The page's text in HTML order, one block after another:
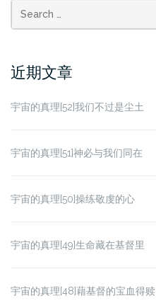
Search
for:
近期文章
宇宙的真理[52]我们不过是尘土
宇宙的真理[51]神必与我们同在
宇宙的真理[50]操练敬虔的心
宇宙的真理[49]生命藏在基督里
宇宙的真理[48]藉基督的宝血得赎